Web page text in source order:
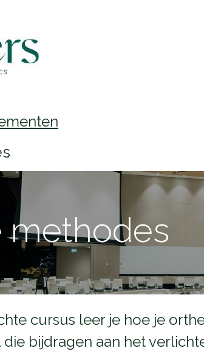
methodes
cursus leer je hoe je
bijdragen aan het